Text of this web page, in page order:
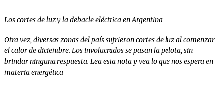
Los cortes de luz y la debacle eléctrica en Argentina
Otra vez, diversas zonas del país sufrieron cortes de luz al comenzar
el calor de diciembre. Los involucrados se pasan la pelota, sin
brindar ninguna respuesta. Lea esta nota y vea lo que nos espera en
materia energética